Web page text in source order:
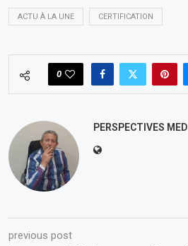
ACTU À LA UNE CERTIFICATION
0
PERSPECTIVES MED
previous post